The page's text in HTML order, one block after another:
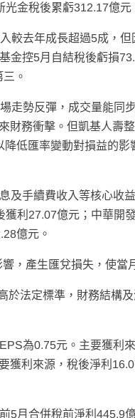
金稅後累虧312.17億
較去年成長超過5成，
金控5月自結稅後虧損
。
走勢反彈，成交量能同
財務衝擊。但凱基人壽
低匯率變動對損益的
及手續費收入等核心收
利27.07億元；中華開
億元。
，產生匯兌損失，使當
於法定標準，財務結構
為0.75元。主要獲利
獲利來源，稅後淨利
5月合併稅前淨利445.9